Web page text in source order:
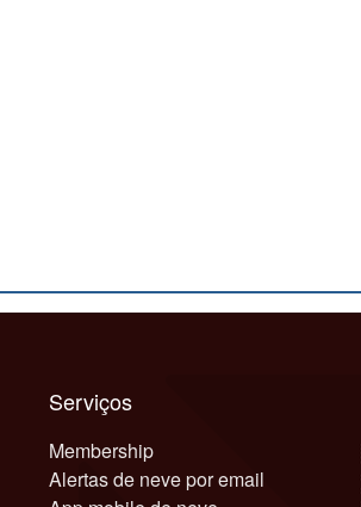
Serviços
Membership
Alertas de neve por email